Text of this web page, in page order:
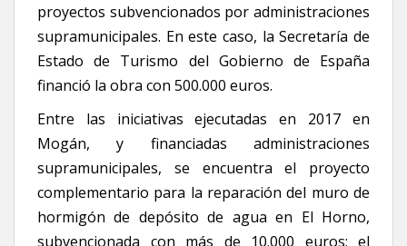
proyectos subvencionados por administraciones
supramunicipales. En este caso, la Secretaría de
Estado de Turismo del Gobierno de España
financió la obra con 500.000 euros.
Entre las iniciativas ejecutadas en 2017 en
Mogán, y financiadas administraciones
supramunicipales, se encuentra el proyecto
complementario para la reparación del muro de
hormigón de depósito de agua en El Horno,
subvencionada con más de 10.000 euros; el